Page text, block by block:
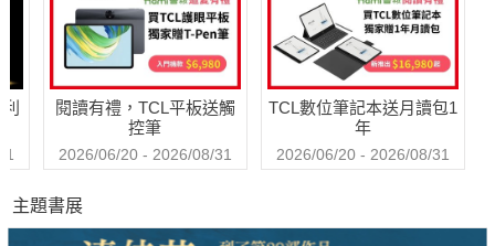
閱讀有禮，TCL平板送觸
控筆
2026/06/20 - 2026/08/31
TCL數位筆記本送月讀包1
年
2026/06/20 - 2026/08/31
主題書展